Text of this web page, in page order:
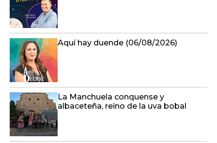
Aquí hay duende (06/08/2026)
La Manchuela conquense y
albaceteña, reino de la uva bobal